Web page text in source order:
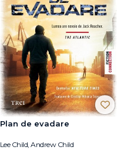
Plan de evadare
Lee Child, Andrew Child